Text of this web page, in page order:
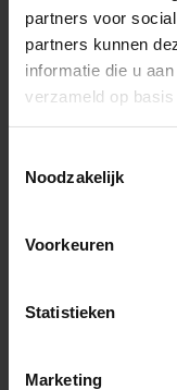
partners voor
partners kunnen
informatie die u
verzameld op
Noodzakelijk
Voorkeuren
Statistieken
Marketing
Kijk voor alle
Utrecht op: